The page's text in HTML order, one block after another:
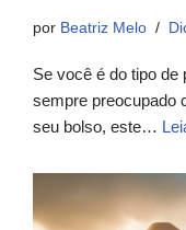
por Beatriz Melo
Se você é do tipo de
sempre preocupado
seu bolso, este…